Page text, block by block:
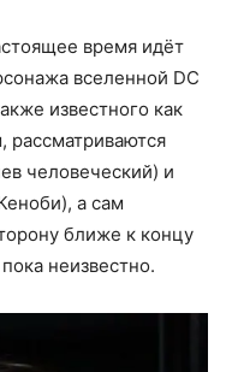
время идёт
вселенной DC
известного как
рассматриваются
человеческий) и
а сам
ближе к концу
неизвестно.